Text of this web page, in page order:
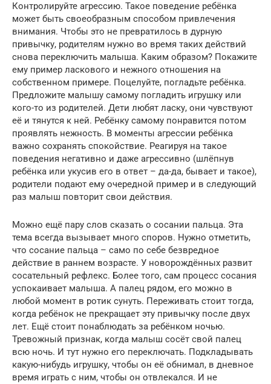
Контролируйте агрессию. Такое поведение ребёнка
может быть своеобразным способом привлечения
внимания. Чтобы это не превратилось в дурную
привычку, родителям нужно во время таких действий
снова переключить малыша. Каким образом? Покажите
ему пример ласкового и нежного отношения на
собственном примере. Поцелуйте, погладьте ребёнка.
Предложите малышу самому погладить игрушку или
кого-то из родителей. Дети любят ласку, они чувствуют
её и тянутся к ней. Ребёнку самому понравится потом
проявлять нежность. В моменты агрессии ребёнка
важно сохранять спокойствие. Реагируя на такое
поведения негативно и даже агрессивно (шлёпнув
ребёнка или укусив его в ответ – да-да, бывает и такое),
родители подают ему очередной пример и в следующий
раз малыш повторит свои действия.
Можно ещё пару слов сказать о сосании пальца. Эта
тема всегда вызывает много споров. Нужно отметить,
что сосание пальца – само по себе безвредное
действие в раннем возрасте. У новорождённых развит
сосательный рефлекс. Более того, сам процесс сосания
успокаивает малыша. А палец рядом, его можно в
любой момент в ротик сунуть. Переживать стоит тогда,
когда ребёнок не прекращает эту привычку после двух
лет. Ещё стоит понаблюдать за ребёнком ночью.
Тревожный признак, когда малыш сосёт свой палец
всю ночь. И тут нужно его переключать. Подкладывать
какую-нибудь игрушку, чтобы он её обнимал, в дневное
время играть с ним, чтобы он отвлекался. И не